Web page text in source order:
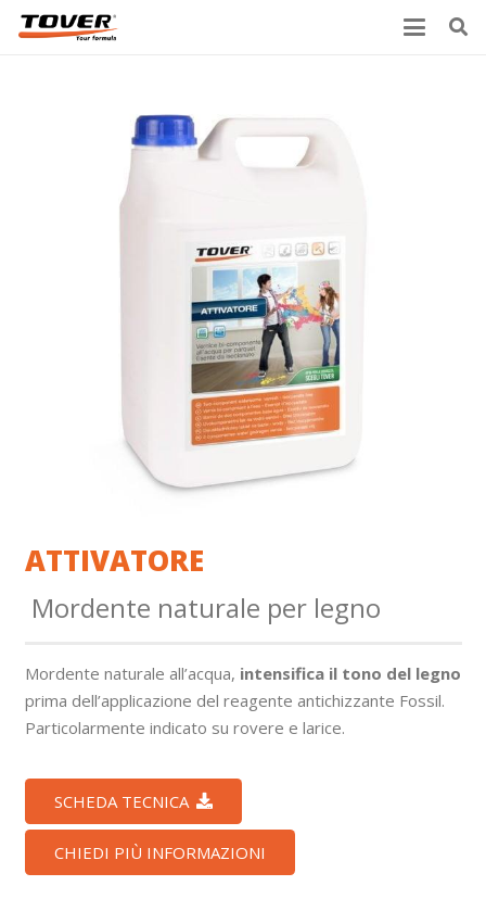
ATTIVATORE
Mordente naturale per legno
Mordente naturale all’acqua, intensifica il tono del legno
prima dell’applicazione del reagente antichizzante Fossil.
Particolarmente indicato su rovere e larice.
SCHEDA TECNICA
CHIEDI PIÙ INFORMAZIONI